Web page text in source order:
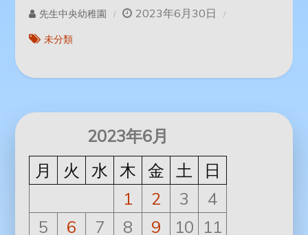
先生中央幼稚園 2023年6月30日
未分類
2023年6月
月
火 水 木 金 土
日
1
2 3
4
5
6 7 8 9 10 11